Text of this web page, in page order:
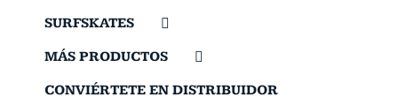
SURFSKATES
MÁS PRODUCTOS
CONVIÉRTETE EN DISTRIBUIDOR